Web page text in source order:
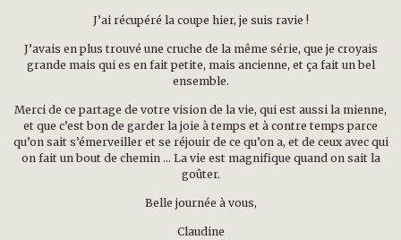
J’ai récupéré la coupe hier, je suis ravie !
J’avais en plus trouvé une cruche de la même série, que je croyais
grande mais qui es en fait petite, mais ancienne, et ça fait un bel
ensemble.
Merci de ce partage de votre vision de la vie, qui est aussi la mienne,
et que c’est bon de garder la joie à temps et à contre temps parce
qu’on sait s’émerveiller et se réjouir de ce qu’on a, et de ceux avec qui
on fait un bout de chemin … La vie est magnifique quand on sait la
goûter.
Belle journée à vous,
Claudine